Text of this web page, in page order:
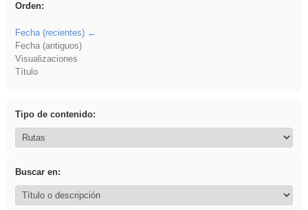
Orden:
Fecha (recientes)
Fecha (antiguos)
Visualizaciones
Título
Tipo de contenido:
Buscar en: